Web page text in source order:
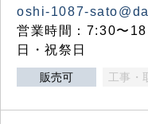
oshi-1087-
営業時間：7:30〜
日・祝祭日
販売可 工事・